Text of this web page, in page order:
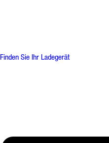
Finden Sie Ihr Ladegerät